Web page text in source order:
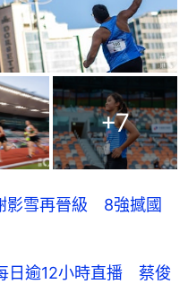
+7
影雪再晉級 8強撼國
日逾12小時直播 蔡俊